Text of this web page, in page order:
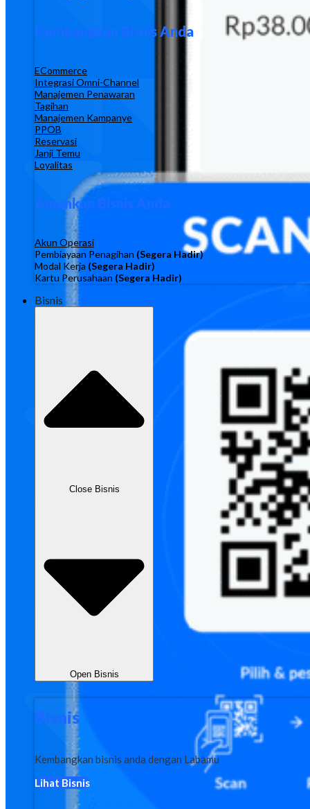
Kembangkan Bisnis Anda
ECommerce
Integrasi Omni-Channel
Manajemen Penawaran
Tagihan
Manajemen Kampanye
PPOB
Reservasi
Janji Temu
Loyalitas
Amankan Bisnis Anda
Akun Operasi
Pembiayaan Penagihan (Segera Hadir)
Modal Kerja (Segera Hadir)
Kartu Perusahaan (Segera Hadir)
Bisnis
Close Bisnis
Open Bisnis
Bisnis
Kembangkan bisnis anda dengan Labamu
Lihat Bisnis